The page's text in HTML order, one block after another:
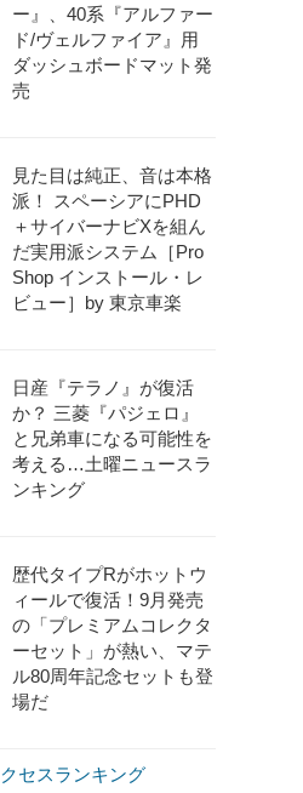
》 メルセデスベンツ Eクラス
ー』、40系『アルファー
ド/ヴェルファイア』用
ダッシュボードマット発
売
見た目は純正、音は本格
派！ スペーシアにPHD
＋サイバーナビXを組ん
だ実用派システム［Pro
Shop インストール・レ
ビュー］by 東京車楽
日産『テラノ』が復活
か？ 三菱『パジェロ』
と兄弟車になる可能性を
考える…土曜ニュースラ
ンキング
歴代タイプRがホットウ
ィールで復活！9月発売
の「プレミアムコレクタ
ーセット」が熱い、マテ
ル80周年記念セットも登
場だ
セスランキング